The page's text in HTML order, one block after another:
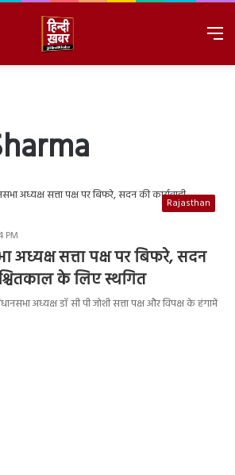
Rajasthan
PM
अध्यक्ष सत्ता पक्ष पर बिफरे, सदन
के लिए स्थगित
अध्यक्ष डॉ सी पी जोशी सत्ता पक्ष और विपक्ष के हंगामें